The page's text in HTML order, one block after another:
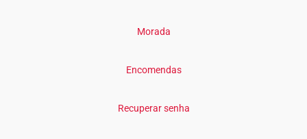
Morada
Encomendas
Recuperar senha